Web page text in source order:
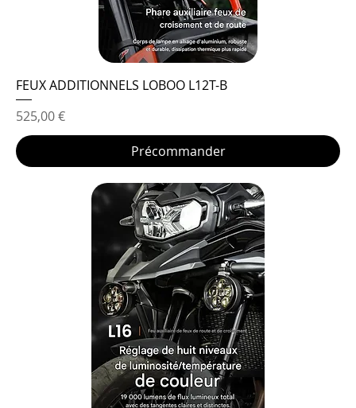
FEUX ADDITIONNELS LOBOO L12T-B
Prix
525,00 €
Précommander